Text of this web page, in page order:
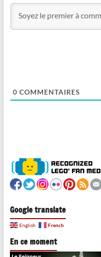
0 COMMENTAIRES
Google translate
English French
En ce moment